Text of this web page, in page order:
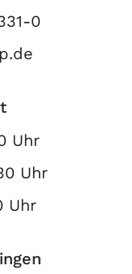
0
Uhr
Uhr
Uhr